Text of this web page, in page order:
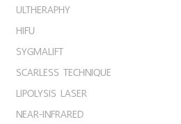
ULTHERAPHY
HIFU
SYGMALIFT
SCARLESS TECHNIQUE
LIPOLYSIS LASER
NEAR-INFRARED